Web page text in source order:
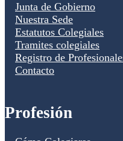
Junta de Gobierno
Nuestra Sede
Estatutos Colegiales
Tramites colegiales
Registro de
Contacto
Profesión